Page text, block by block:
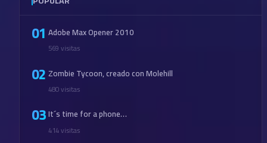
01 Adobe Max Opener 2010
569 visitas
02Zombie Tycoon, creado con Molehill
480 visitas
03It´s time for a phone…
414 visitas